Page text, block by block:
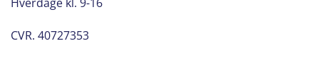
CVR. 40727353